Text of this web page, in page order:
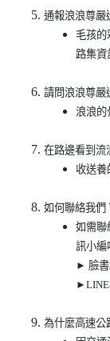
通報浪浪尊嚴
毛孩的
路集資
請問浪浪尊嚴
浪浪的
在路邊看到流
收送養
如何聯絡我們
如需聯
訊小編
► 臉書
為什麼高速公